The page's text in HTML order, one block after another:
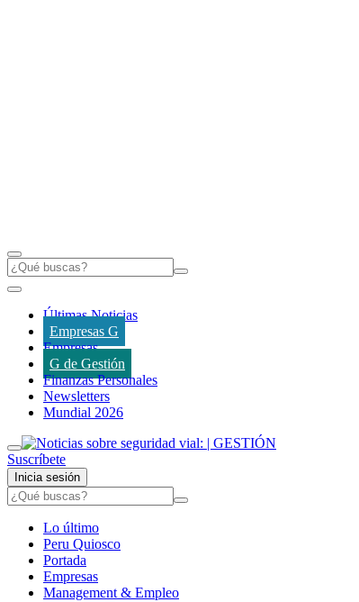
Últimas Noticias
Empresas G
Empresas
G de Gestión
Finanzas Personales
Newsletters
Mundial 2026
Suscríbete
Inicia sesión
Lo último
Peru Quiosco
Portada
Empresas
Management & Empleo